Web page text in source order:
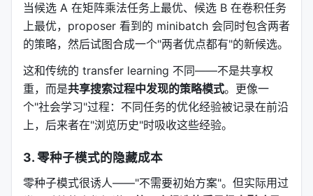
ARC-AGI 的实验就是这个模式：训练集上优化 Agent
架构，验证集上挑最好的，最终在测试集上跑出
这个模式的关键在于：它把传统 ML 的泛化概念迁移
到了文本优化。你不是在调网络权重，你是在"调"一段
描述 Agent 如何工作的文字。但"训练/验证/测试"的
四、ASI：把诊断信息变成"梯度"
optimize_anything 最被低估的创新，是Actionable
当候选 A 在矩阵乘法任务上最优、候选 B 在卷积任务
上最优，proposer 看到的 minibatch 会同时包含两者
的策略，然后试图合成一个"两者优点都有"的新候选。
这和传统的 transfer learning 不同——不是共享权
重，而是共享搜索过程中发现的策略模式。更像一
个"社会学习"过程：不同任务的优化经验被记录在前沿
上，后来者在"浏览历史"时吸收这些经验。
3. 零种子模式的隐藏成本
零种子模式很诱人——"不需要初始方案"。但实际用过